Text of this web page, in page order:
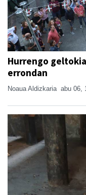
Hurrengo
errondan
Noaua Aldizkaria abu 06,